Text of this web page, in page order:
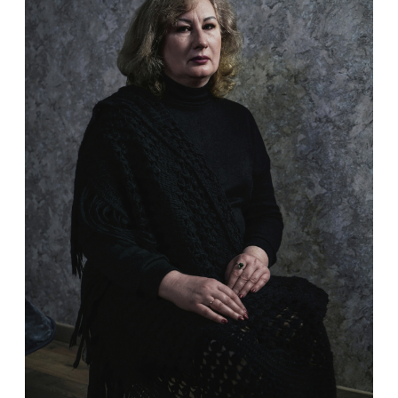
2022 – UKRAINE / eastFOTO gallery.
Gruenewald / Germany / Exhibition
2022 – Moments among the ruins.
Documentary photos from Ukraine / Exhibition
2021 – Mystetskyi Arsenal / Sensitivity. Modern
Ukrainian photography / Exhibition
2019 – UPHA Made in Ukraine / Exhibition
2019 – Media addiction. Ukrainian version /
National Center «Ukrainian House» / Exhibition
2018 – YICCA International Contest of
Contemporary Art / Exhibition